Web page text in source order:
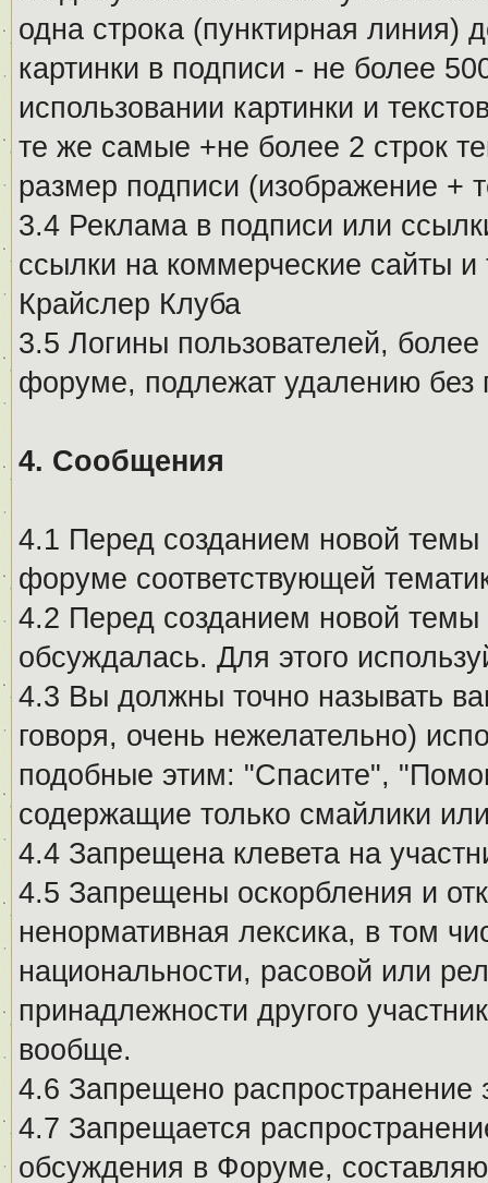
одна строка (пунктирная линия)
картинки в подписи - не более
использовании картинки и
те же самые +не более 2 строк
размер подписи (изображение +
3.4 Реклама в подписи или
ссылки на коммерческие сайты
Крайслер Клуба
3.5 Логины пользователей,
форуме, подлежат удалению без
4. Сообщения
4.1 Перед созданием новой темы
форуме соответствующей
4.2 Перед созданием новой
обсуждалась. Для этого
4.3 Вы должны точно называть
говоря, очень нежелательно)
подобные этим: "Спасите",
содержащие только смайлики
4.4 Запрещена клевета на
4.5 Запрещены оскорбления и
ненормативная лексика, в том
национальности, расовой или
принадлежности другого
вообще.
4.6 Запрещено
4.7 Запрещается
обсуждения в Форуме,